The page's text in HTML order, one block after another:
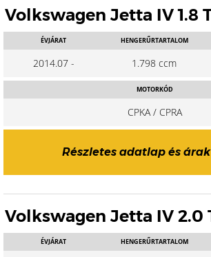
Volkswagen Jetta IV 1.8
ÉVJÁRAT
2014.07 -
HENGERŰRTARTALOM
1.798 ccm
MOTORKÓD
CPKA / CPRA
Részletes adatlap és árak
Volkswagen Jetta IV 2.0
ÉVJÁRAT HENGERŰRTARTALOM